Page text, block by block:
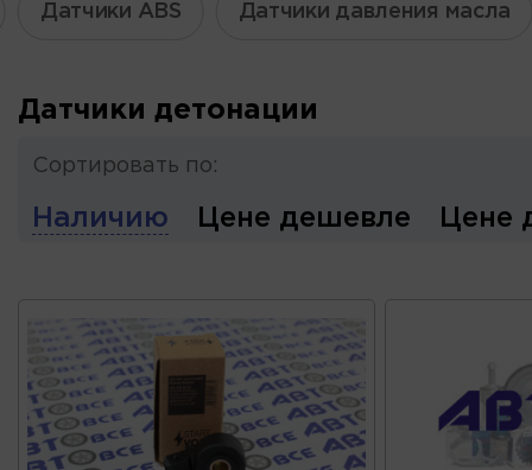
Датчики ABS Датчики давления масла
Датчики детонации
Сортировать по:
Наличию Цене дешевле Цене